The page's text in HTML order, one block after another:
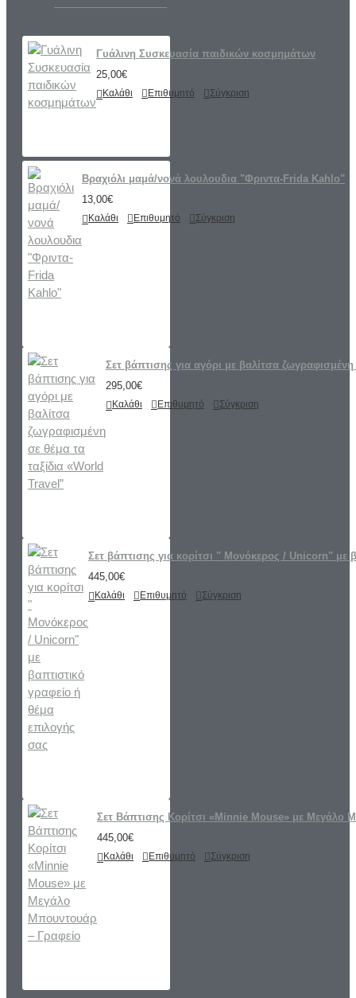
Γυάλινη Συσκευασία παιδικών κοσμημάτων
25,00€
Καλάθι Επιθυμητό Σύγκριση
Βραχιόλι μαμά/νονά λουλουδια "Φριντα-Frida Kahlo"
13,00€
Καλάθι Επιθυμητό Σύγκριση
Σετ βάπτισης για αγόρι με βαλίτσα
295,00€
Καλάθι Επιθυμητό Σύγκριση
Σετ βάπτισης για κορίτσι " Μονόκερος / Unicorn" με
445,00€
Καλάθι Επιθυμητό Σύγκριση
Σετ Βάπτισης Κορίτσι «Minnie Mouse» με Μεγάλο
445,00€
Καλάθι Επιθυμητό Σύγκριση